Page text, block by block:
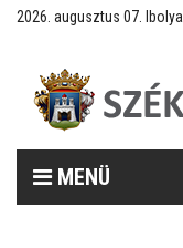
2026. augusztus 07. Ibolya
MENÜ